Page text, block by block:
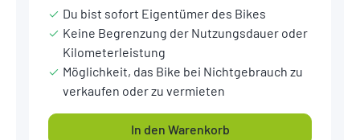
Du bist sofort Eigentümer des Bikes
Keine Begrenzung der Nutzungsdauer oder
Kilometerleistung
Möglichkeit, das Bike bei Nichtgebrauch zu
verkaufen oder zu vermieten
In den Warenkorb